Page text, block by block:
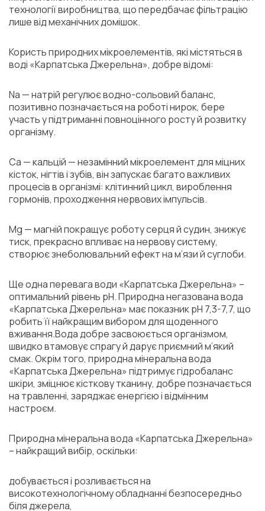
технології виробництва, що передбачає фільтрацію
лише від механічних домішок.
Користь природних мікроелементів, які містяться в
воді «Карпатська Джерельна», добре відомі:
Na — натрій регулює водно-сольовий баланс,
позитивно позначається на роботі нирок, бере
участь у підтриманні повноцінного росту й розвитку
організму.
Ca — кальцій — незамінний мікроелемент для міцних
кісток, нігтів і зубів, він запускає багато важливих
процесів в організмі: клітинний цикл, вироблення
гормонів, проходження нервових імпульсів.
Mg — магній покращує роботу серця й судин, знижує
тиск, прекрасно впливає на нервову систему,
створює знеболювальний ефект на м’язи й суглоби.
Ще одна перевага води «Карпатська Джерельна» –
оптимальний рівень рН. Природна негазована вода
«Карпатська Джерельна» має показник рН 7,3-7,7, що
робить її найкращим вибором для щоденного
вживання.Вода добре засвоюється організмом,
швидко втамовує спрагу й дарує приємний м’який
смак. Окрім того, природна мінеральна вода
«Карпатська Джерельна» підтримує гідробаланс
шкіри, зміцнює кісткову тканину, добре позначається
на травленні, заряджає енергією і відмінним
настроєм.
Природна мінеральна вода «Карпатська Джерельна»
– найкращий вибір, оскільки:
добувається і розливається на
високотехнологічному обладнанні безпосередньо
біля джерела,